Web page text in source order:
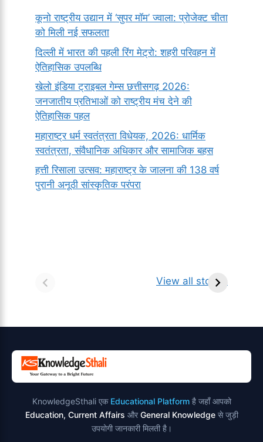
कूनो राष्ट्रीय उद्यान में ‘सुपर मॉम’ ज्वाला: प्रोजेक्ट चीता
को मिली नई सफलता
दिल्ली में भारत की पहली रिंग मेट्रो: शहरी परिवहन में
ऐतिहासिक उपलब्धि
खेलो इंडिया ट्राइबल गेम्स छत्तीसगढ़ 2026:
जनजातीय प्रतिभाओं को राष्ट्रीय मंच देने की
ऐतिहासिक पहल
महाराष्ट्र धर्म स्वतंत्रता विधेयक, 2026: धार्मिक
स्वतंत्रता, संवैधानिक अधिकार और सामाजिक बहस
हत्ती रिसाला उत्सव: महाराष्ट्र के जालना की 138 वर्ष
पुरानी अनूठी सांस्कृतिक परंपरा
View all stories
किसे कहते है?
ज्योतिर्लिंग | नाम,
KnowledgeSthali एक Educational Platformहै जहाँ आपको
Education, Current Affairs और General Knowledgeसे जुड़ी
उपयोगी जानकारी मिलती है।